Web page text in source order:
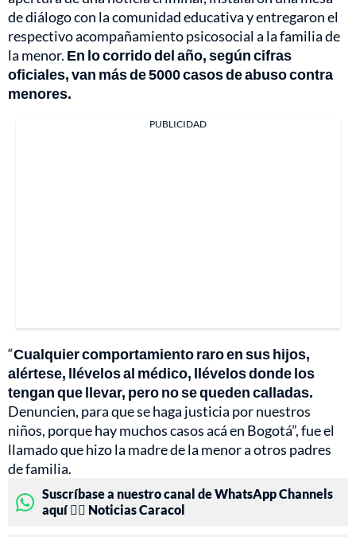
de diálogo con la comunidad educativa y entregaron el
respectivo acompañamiento psicosocial a la familia de
la menor. En lo corrido del año, según cifras
oficiales, van más de 5000 casos de abuso contra
menores.
PUBLICIDAD
“Cualquier comportamiento raro en sus hijos,
alértese, llévelos al médico, llévelos donde los
tengan que llevar, pero no se queden calladas.
Denuncien, para que se haga justicia por nuestros
niños, porque hay muchos casos acá en Bogotá”, fue el
llamado que hizo la madre de la menor a otros padres
de familia.
Suscríbase a nuestro canal de WhatsApp Channels
aquí 👉🏻 Noticias Caracol